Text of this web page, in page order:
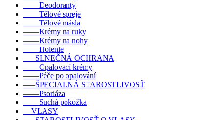
––––Deodoranty
––––Tělové spreje
––––Tělové másla
––––Krémy na ruky
––––Krémy na nohy
––––Holenie
–––SLNEČNÁ OCHRANA
––––Opalovací krémy
––––Péče po opalování
–––ŠPECIALNÁ STAROSTLIVOSŤ
––––Psoriáza
––––Suchá pokožka
––VLASY